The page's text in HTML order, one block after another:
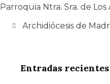
Parroquia Ntra. Sra. de Los
Archidiócesis de
Entradas recientes